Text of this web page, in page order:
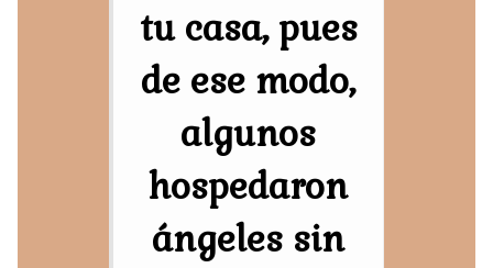
tu casa, pues
de ese modo,
algunos
hospedaron
ángeles sin